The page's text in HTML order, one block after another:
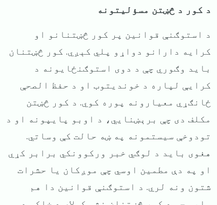
د کور د څښتن مسؤلیتونه
د استوګنې قوانین پر کور څښتنانو او
کرایه دارانو دواړو پلي کېږي. کور څښتنان
باید وګوري چې د دوی استوګنځایونه د
کرایې لپاره د خوندیتوب او د حفظ الصحې
ځانګړي معیارونه پوره کوي. د کور څښتن
مکلف دی چې برېښنایي، د اوبو پایپونه او د
تودوخې سیستمونه په ښه حالت کې وساتي.
هغوی باید د لوګي خبر ورکوونکي برابر کړي
او په دې مطمین اوسي چې موږکان یا حشرات
شتون ونه لري. د استوګنې قوانین دا هم